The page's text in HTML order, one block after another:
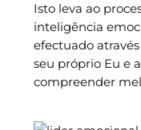
Isto leva ao
inteligência
efectuado
seu próprio Eu e
compreender